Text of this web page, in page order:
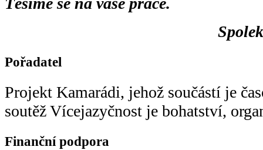
Pořadatel
Projekt Kamarádi, jehož součástí je
soutěž Vícejazyčnost je bohatství,
Finanční podpora